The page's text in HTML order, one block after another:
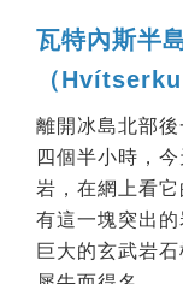
瓦特內斯半
（
離開冰島北部
四個半小時，
岩，在網上看
有這一塊突出
巨大的玄武岩